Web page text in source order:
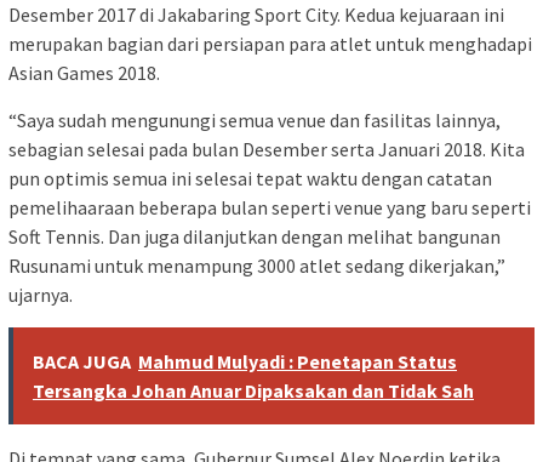
Desember 2017 di Jakabaring Sport City. Kedua kejuaraan ini
merupakan bagian dari persiapan para atlet untuk menghadapi
Asian Games 2018.
“Saya sudah mengunungi semua venue dan fasilitas lainnya,
sebagian selesai pada bulan Desember serta Januari 2018. Kita
pun optimis semua ini selesai tepat waktu dengan catatan
pemelihaaraan beberapa bulan seperti venue yang baru seperti
Soft Tennis. Dan juga dilanjutkan dengan melihat bangunan
Rusunami untuk menampung 3000 atlet sedang dikerjakan,”
ujarnya.
BACA JUGA Mahmud Mulyadi : Penetapan Status
Tersangka Johan Anuar Dipaksakan dan Tidak Sah